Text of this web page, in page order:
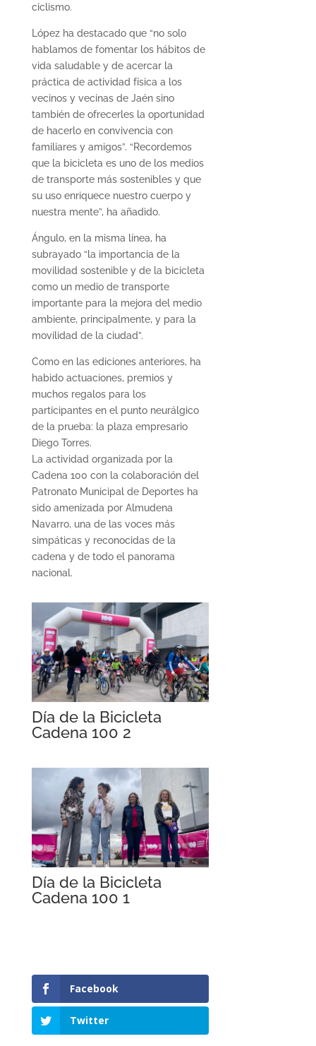
ciclismo.
López ha destacado que “no solo
hablamos de fomentar los hábitos de
vida saludable y de acercar la
práctica de actividad física a los
vecinos y vecinas de Jaén sino
también de ofrecerles la oportunidad
de hacerlo en convivencia con
familiares y amigos”. “Recordemos
que la bicicleta es uno de los medios
de transporte más sostenibles y que
su uso enriquece nuestro cuerpo y
nuestra mente”, ha añadido.
Ángulo, en la misma línea, ha
subrayado “la importancia de la
movilidad sostenible y de la bicicleta
como un medio de transporte
importante para la mejora del medio
ambiente, principalmente, y para la
movilidad de la ciudad”.
Como en las ediciones anteriores, ha
habido actuaciones, premios y
muchos regalos para los
participantes en el punto neurálgico
de la prueba: la plaza empresario
Diego Torres.
La actividad organizada por la
Cadena 100 con la colaboración del
Patronato Municipal de Deportes ha
sido amenizada por Almudena
Navarro, una de las voces más
simpáticas y reconocidas de la
cadena y de todo el panorama
nacional.
Día de la Bicicleta
Cadena 100 2
Día de la Bicicleta
Cadena 100 1
Facebook
Twitter